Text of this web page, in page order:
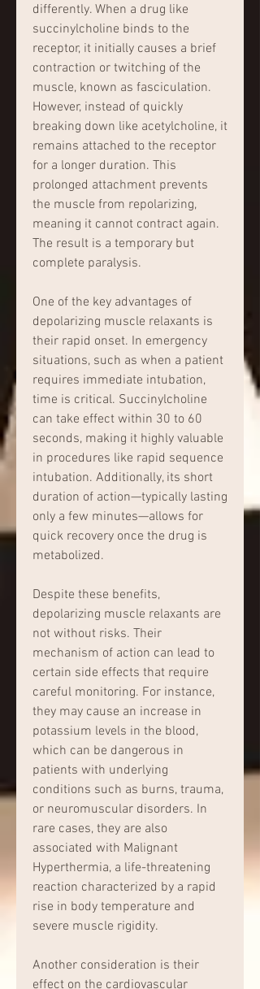
differently. When a drug like
succinylcholine binds to the
receptor, it initially causes a brief
contraction or twitching of the
muscle, known as fasciculation.
However, instead of quickly
breaking down like acetylcholine, it
remains attached to the receptor
for a longer duration. This
prolonged attachment prevents
the muscle from repolarizing,
meaning it cannot contract again.
The result is a temporary but
complete paralysis.
One of the key advantages of
depolarizing muscle relaxants is
their rapid onset. In emergency
situations, such as when a patient
requires immediate intubation,
time is critical. Succinylcholine
can take effect within 30 to 60
seconds, making it highly valuable
in procedures like rapid sequence
intubation. Additionally, its short
duration of action—typically lasting
only a few minutes—allows for
quick recovery once the drug is
metabolized.
Despite these benefits,
depolarizing muscle relaxants are
not without risks. Their
mechanism of action can lead to
certain side effects that require
careful monitoring. For instance,
they may cause an increase in
potassium levels in the blood,
which can be dangerous in
patients with underlying
conditions such as burns, trauma,
or neuromuscular disorders. In
rare cases, they are also
associated with Malignant
Hyperthermia, a life-threatening
reaction characterized by a rapid
rise in body temperature and
severe muscle rigidity.
Another consideration is their
effect on the cardiovascular